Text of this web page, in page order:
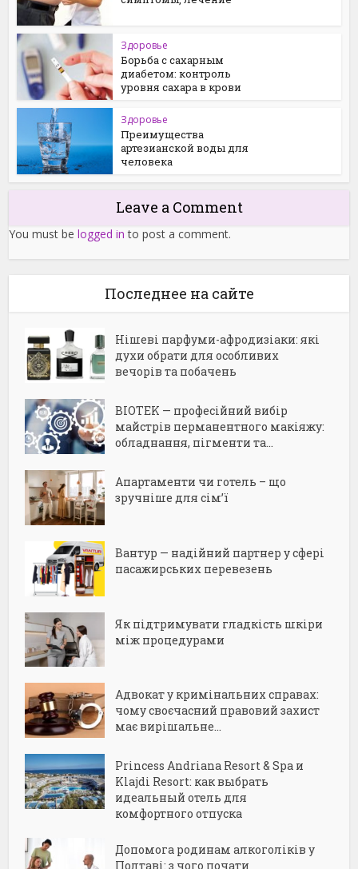
Здоровье
Борьба с сахарным
диабетом: контроль
уровня сахара в крови
Здоровье
Преимущества
артезианской воды для
человека
Leave a Comment
You must belogged in to post a comment.
Последнее на сайте
Нішеві парфуми-афродизіаки: які
духи обрати для особливих
вечорів та побачень
BIOTEK — професійний вибір
майстрів перманентного макіяжу:
обладнання, пігменти та...
Апартаменти чи готель – що
зручніше для сім’ї
Вантур — надійний партнер у сфері
пасажирських перевезень
Як підтримувати гладкість шкіри
між процедурами
Адвокат у кримінальних справах:
чому своєчасний правовий захист
має вирішальне...
Princess Andriana Resort & Spa и
Klajdi Resort: как выбрать
идеальный отель для
комфортного отпуска
Допомога родинам алкоголіків у
Полтаві: з чого почати